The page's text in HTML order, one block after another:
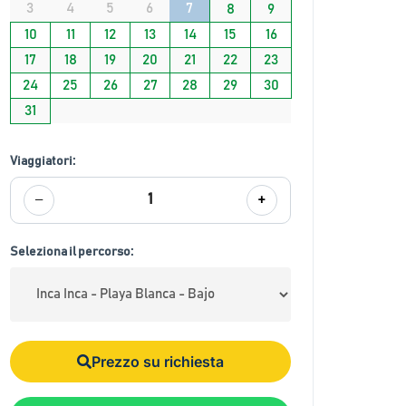
3 4 5 6 7 8
9
10
11 12 13 14 15
16
17
18 19 20 21 22
23
24
25 26 27 28 29
30
31
Viaggiatori:
− 1 +
Seleziona il percorso:
Prezzo su richiesta